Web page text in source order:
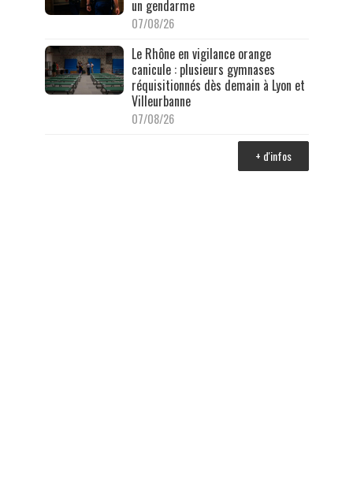
un gendarme
07/08/26
Le Rhône en vigilance orange
canicule : plusieurs gymnases
réquisitionnés dès demain à Lyon et
Villeurbanne
07/08/26
+ d'infos